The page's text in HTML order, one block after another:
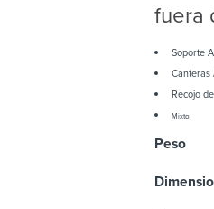
fuera
Soporte
Canteras
Recojo
Mixto
Peso